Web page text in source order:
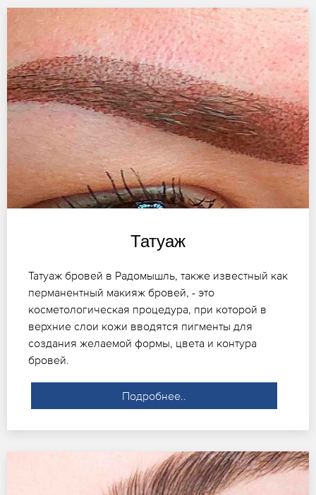
Татуаж
Татуаж бровей в Радомышль, также известный как
перманентный макияж бровей, - это
косметологическая процедура, при которой в
верхние слои кожи вводятся пигменты для
создания желаемой формы, цвета и контура
бровей.
Подробнее..